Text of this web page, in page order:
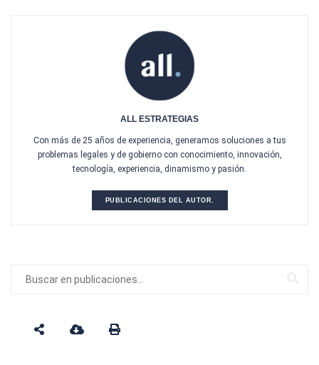
ALL ESTRATEGIAS
Con más de 25 años de experiencia, generamos soluciones a tus
problemas legales y de gobierno con conocimiento, innovación,
tecnología, experiencia, dinamismo y pasión.
PUBLICACIONES DEL AUTOR.